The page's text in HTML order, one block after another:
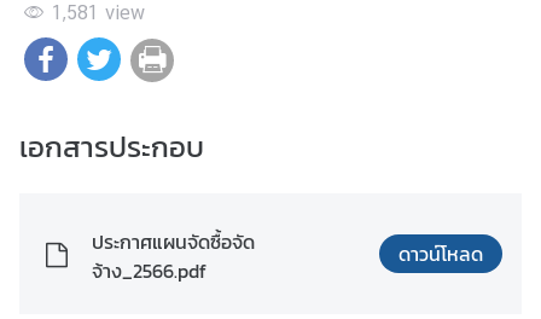
กี่
ย
บ
า
1,581 view
เอกสารประกอบ
ประกาศแผนจัดซื้อจัด
จ้าง_2566.pdf
ดาวน์โหลด